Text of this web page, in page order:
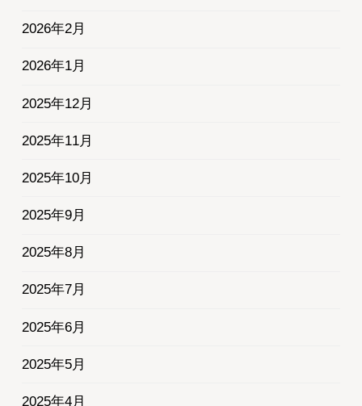
2026年2月
2026年1月
2025年12月
2025年11月
2025年10月
2025年9月
2025年8月
2025年7月
2025年6月
2025年5月
2025年4月